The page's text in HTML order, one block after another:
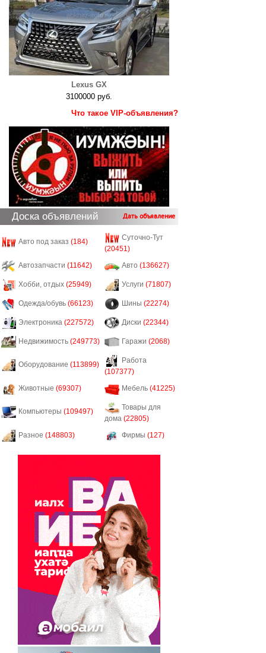
Lexus GX
3100000 руб.
Что такое VIP-объявления?
Доска объявлений Дать объявление
Авто под заказ (184)
Суточно-Тут
(20451)
Автозапчасти (11642) Авто (136627)
Хобби, отдых (25949) Услуги (71807)
Одежда/обувь (66123) Шины (22274)
Электроника (227572) Диски (22344)
Недвижимость (249773) Гаражи (2068)
Оборудование (113899)
Работа
(107377)
Животные (69307) Мебель (41225)
Компьютеры (109497)
Товары для
дома (22805)
Разное (148803) Фирмы (127)